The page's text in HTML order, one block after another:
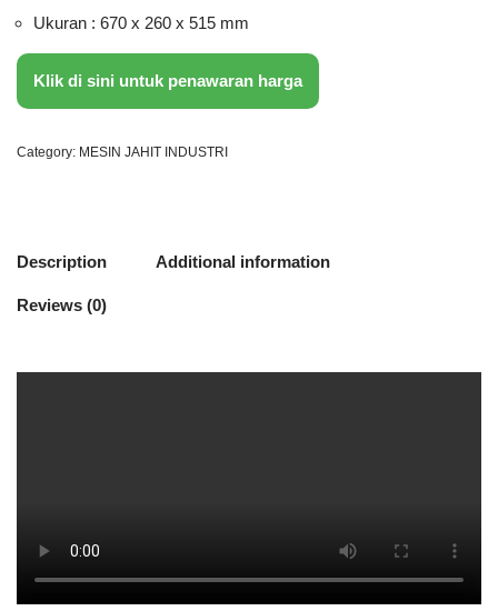
Ukuran : 670 x 260 x 515 mm
Klik di sini untuk penawaran harga
Category: MESIN JAHIT INDUSTRI
Description Additional information
Reviews (0)